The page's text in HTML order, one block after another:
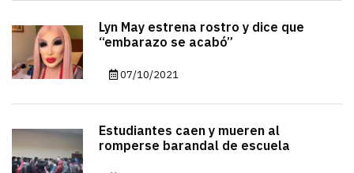
Lyn May estrena rostro y dice que
“embarazo se acabó”
07/10/2021
Estudiantes caen y mueren al
romperse barandal de escuela